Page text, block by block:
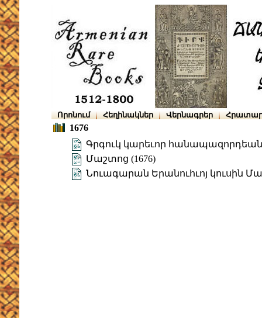
Որոնում Հեղինակներ Վերնագրեր
1676
Գրգուկ կարեւոր հանապազորդեան
Մաշտոց (1676)
Նուագարան Երանուհւոյ կուսին